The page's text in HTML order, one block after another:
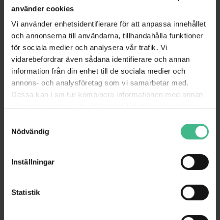
använder cookies
Vi använder enhetsidentifierare för att anpassa innehållet
och annonserna till användarna, tillhandahålla funktioner
för sociala medier och analysera vår trafik. Vi
vidarebefordrar även sådana identifierare och annan
information från din enhet till de sociala medier och
annons- och analysföretag som vi samarbetar med.
Dessa kan i sin tur kombinera informationen med annan
Nödvändig
Inställningar
Statistik
GÅ TILL PRODUKT
ANDRA KUNDER KÖPTE OCKSÅ
Alutruss Decolock DQ3-2000 3-